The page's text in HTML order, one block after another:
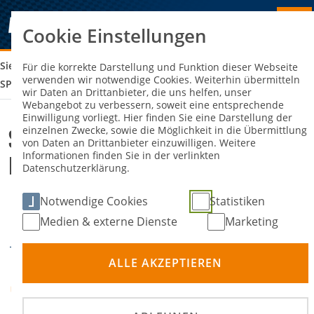
Sie sind hier: SANDBAHNRENNEN MSC MULMSHORN E.V. LS
SPARKASSENRENNEN
Sandbahnrennen MSC Mulmshorn
e.V. LS Sparkassenrennen
DATUM
17. Mai 2025-18. Mai
2025
ORT
27356 Rotenburg OT
Mulmshorn, Sottrumer
Cookie Einstellungen
Für die korrekte Darstellung und Funktion dieser Webseite
verwenden wir notwendige Cookies. Weiterhin übermitteln
wir Daten an Drittanbieter, die uns helfen, unser
Webangebot zu verbessern, soweit eine entsprechende
Einwilligung vorliegt. Hier finden Sie eine Darstellung der
einzelnen Zwecke, sowie die Möglichkeit in die Übermittlung
von Daten an Drittanbieter einzuwilligen. Weitere
Informationen finden Sie in der verlinkten
Datenschutzerklärung.
Notwendige Cookies
Statistiken
Medien & externe Dienste
Marketing
ALLE AKZEPTIEREN